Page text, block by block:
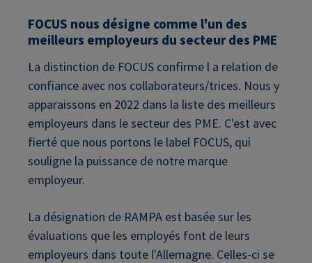
FOCUS nous désigne comme l'un des
meilleurs employeurs du secteur des PME
La distinction de FOCUS confirme l a relation de
confiance avec nos collaborateurs/trices. Nous y
apparaissons en 2022 dans la liste des meilleurs
employeurs dans le secteur des PME. C'est avec
fierté que nous portons le label FOCUS, qui
souligne la puissance de notre marque
employeur.
La désignation de RAMPA est basée sur les
évaluations que les employés font de leurs
employeurs dans toute l'Allemagne. Celles-ci se